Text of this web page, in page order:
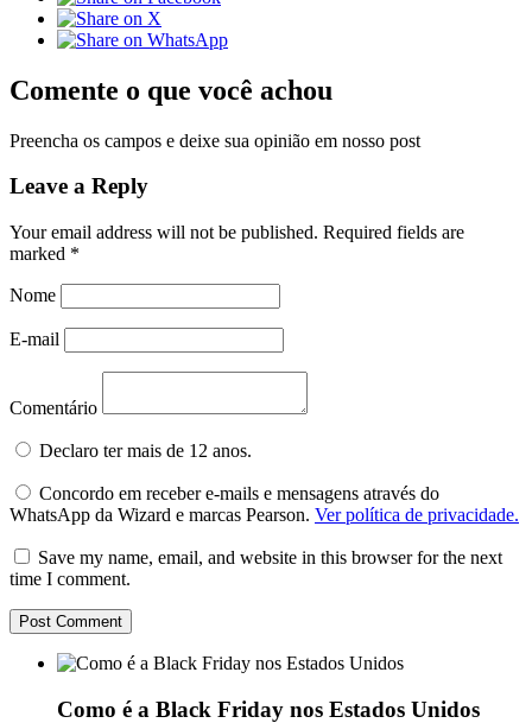
Comente o que você achou
Preencha os campos e deixe sua opinião em nosso post
Leave a Reply
Your email address will not be published. Required fields are
marked *
Nome
E-mail
Comentário
Declaro ter mais de 12 anos.
Concordo em receber e-mails e mensagens através do
WhatsApp da Wizard e marcas Pearson. Ver política de privacidade.
Save my name, email, and website in this browser for the next
time I comment.
Como é a Black Friday nos Estados Unidos